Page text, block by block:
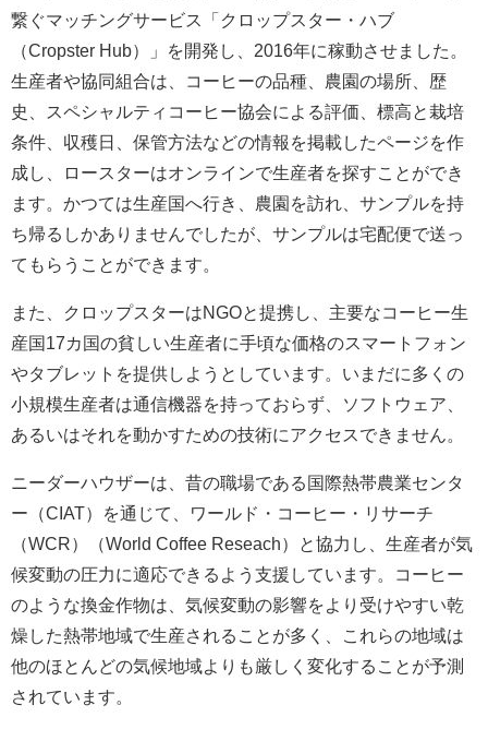
繋ぐマッチングサービス「クロップスター・ハブ
（Cropster Hub）」を開発し、2016年に稼動させました。
生産者や協同組合は、コーヒーの品種、農園の場所、歴
史、スペシャルティコーヒー協会による評価、標高と栽培
条件、収穫日、保管方法などの情報を掲載したページを作
成し、ロースターはオンラインで生産者を探すことができ
ます。かつては生産国へ行き、農園を訪れ、サンプルを持
ち帰るしかありませんでしたが、サンプルは宅配便で送っ
てもらうことができます。
また、クロップスターはNGOと提携し、主要なコーヒー生
産国17カ国の貧しい生産者に手頃な価格のスマートフォン
やタブレットを提供しようとしています。いまだに多くの
小規模生産者は通信機器を持っておらず、ソフトウェア、
あるいはそれを動かすための技術にアクセスできません。
ニーダーハウザーは、昔の職場である国際熱帯農業センタ
ー（CIAT）を通じて、ワールド・コーヒー・リサーチ
（WCR）（World Coffee Reseach）と協力し、生産者が気
候変動の圧力に適応できるよう支援しています。コーヒー
のような換金作物は、気候変動の影響をより受けやすい乾
燥した熱帯地域で生産されることが多く、これらの地域は
他のほとんどの気候地域よりも厳しく変化することが予測
されています。